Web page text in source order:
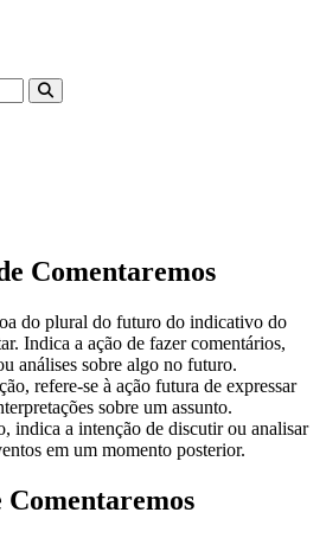
Comentaremos
do plural do futuro do indicativo do
Indica a ação de fazer comentários,
análises sobre algo no futuro.
refere-se à ação futura de expressar
sobre um assunto.
indica a intenção de discutir ou analisar
em um momento posterior.
Comentaremos